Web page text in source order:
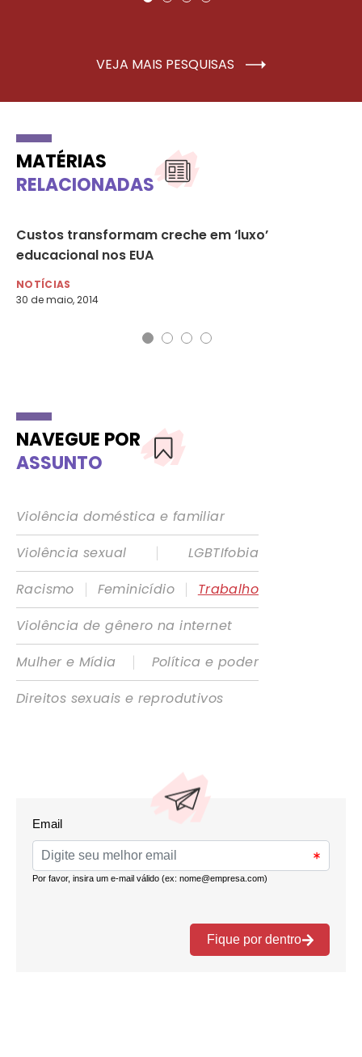
VEJA MAIS PESQUISAS
MATÉRIAS
RELACIONADAS
Custos transformam creche em ‘luxo’
educacional nos EUA
NOTÍCIAS
30 de maio, 2014
NAVEGUE POR
ASSUNTO
Violência doméstica e familiar
Violência sexual
|
LGBTIfobia
Racismo
| Feminicídio |
Trabalho
Violência de gênero na internet
Mulher e Mídia
|
Política e poder
Direitos sexuais e reprodutivos